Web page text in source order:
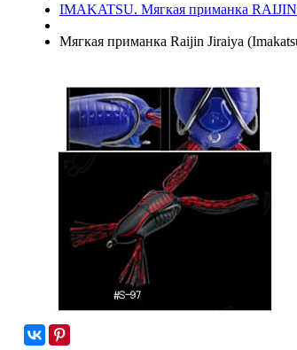
IMAKATSU. Мягкая приманка
Мягкая приманка Raijin Jiraiya